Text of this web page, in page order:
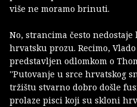
više ne moramo brinuti.
No, strancima često
hrvatsku prozu. Recimo,
predstavljen odlomkom o
''Putovanje u srce hrvatskog
tržištu stvarno dobro došle
prolaze pisci koji su skloni